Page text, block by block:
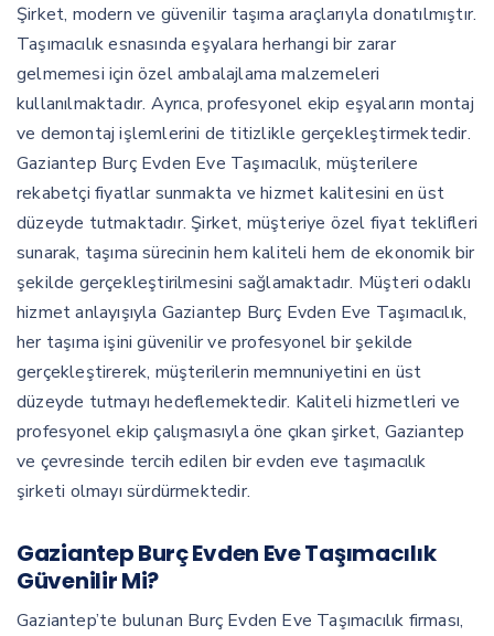
Şirket, modern ve güvenilir taşıma araçlarıyla donatılmıştır.
Taşımacılık esnasında eşyalara herhangi bir zarar
gelmemesi için özel ambalajlama malzemeleri
kullanılmaktadır. Ayrıca, profesyonel ekip eşyaların montaj
ve demontaj işlemlerini de titizlikle gerçekleştirmektedir.
Gaziantep Burç Evden Eve Taşımacılık, müşterilere
rekabetçi fiyatlar sunmakta ve hizmet kalitesini en üst
düzeyde tutmaktadır. Şirket, müşteriye özel fiyat teklifleri
sunarak, taşıma sürecinin hem kaliteli hem de ekonomik bir
şekilde gerçekleştirilmesini sağlamaktadır. Müşteri odaklı
hizmet anlayışıyla Gaziantep Burç Evden Eve Taşımacılık,
her taşıma işini güvenilir ve profesyonel bir şekilde
gerçekleştirerek, müşterilerin memnuniyetini en üst
düzeyde tutmayı hedeflemektedir. Kaliteli hizmetleri ve
profesyonel ekip çalışmasıyla öne çıkan şirket, Gaziantep
ve çevresinde tercih edilen bir evden eve taşımacılık
şirketi olmayı sürdürmektedir.
Gaziantep Burç Evden Eve Taşımacılık
Güvenilir Mi?
Gaziantep’te bulunan Burç Evden Eve Taşımacılık firması,